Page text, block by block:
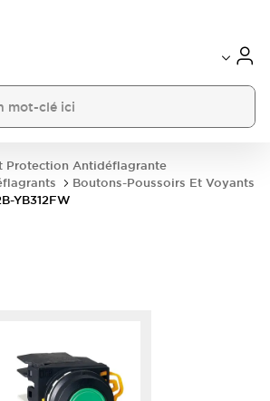
Protection Antidéflagrante
Boutons-Poussoirs Et Voyants
YB312FW